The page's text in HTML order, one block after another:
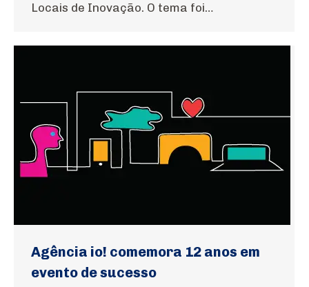
Locais de Inovação. O tema foi…
Agência io! comemora 12 anos em
evento de sucesso